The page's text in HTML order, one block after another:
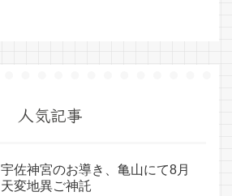
人気記事
宇佐神宮のお導き、亀山にて8月
天変地異ご神託